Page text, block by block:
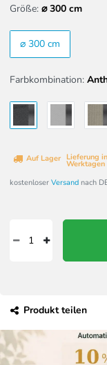
Größe: ⌀ 300 cm
⌀ 300 cm
Farbkombination:
Lieferung
Werktagen
Auf Lager
kostenloser Versand nach
Produkt teilen